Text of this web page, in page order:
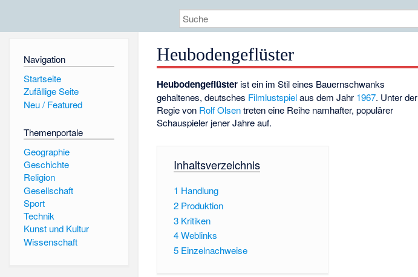
Navigation
Startseite
Zufällige Seite
Neu / Featured
Themenportale
Geographie
Geschichte
Religion
Gesellschaft
Sport
Technik
Kunst und Kultur
Wissenschaft
Heubodengeflüster
Heubodengeflüster ist ein im Stil eines Bauernschwanks
gehaltenes, deutsches Filmlustspielaus dem Jahr 1967. Unter der
Regie von Rolf Olsentreten eine Reihe namhafter, populärer
Schauspieler jener Jahre auf.
Inhaltsverzeichnis
1 Handlung
2 Produktion
3 Kritiken
4Weblinks
5 Einzelnachweise